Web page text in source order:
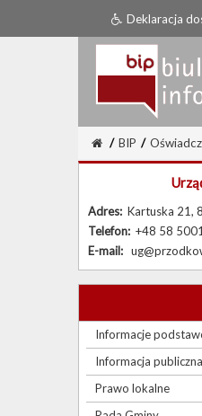
Deklaracja
/ BIP /
Adres: Kartuska 21,
Telefon: +48 58
E-mail:
Informacje
Informacja publiczna
Prawo lokalne